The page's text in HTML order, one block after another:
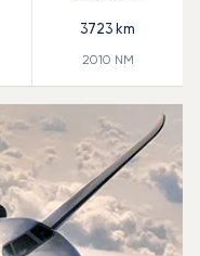
3723 km
2010 NM